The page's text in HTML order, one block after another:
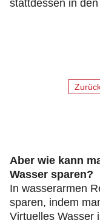
stattdessen in
Aber wie kann
Wasser sparen?
In wasserarmen
sparen, indem
Virtuelles Wasser